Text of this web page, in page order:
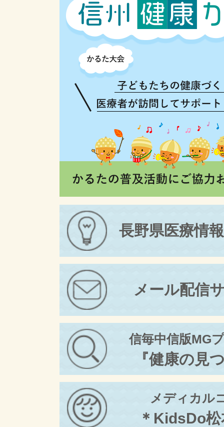
長野県医療情
メール配信
信毎中信版MG
『健康の見
メディカル
＊KidsDo